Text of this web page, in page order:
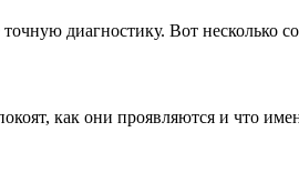
диагностику. Вот несколько
как они проявляются и что